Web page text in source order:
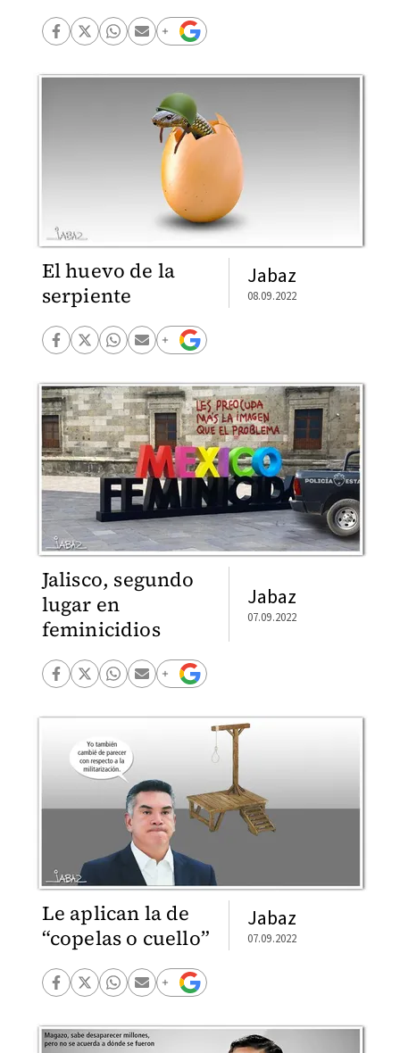
El huevo de la
serpiente
Jabaz
08.09.2022
Jalisco, segundo
lugar en
feminicidios
Jabaz
07.09.2022
Le aplican la de
“copelas o cuello”
Jabaz
07.09.2022